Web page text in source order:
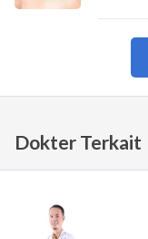
Dokter Terkait